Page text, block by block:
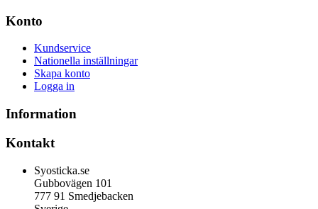
Konto
Kundservice
Nationella inställningar
Skapa konto
Logga in
Information
Kontakt
Syosticka.se
Gubbovägen 101
777 91 Smedjebacken